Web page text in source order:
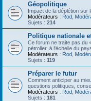
Géopolitique
Impact de la déplétion sur
Modérateurs : Rod
Sujets : 214
Politique nationale
Ce forum ne traite pas du
pétrolier, à l'échelle du
Modérateurs : Rod
Sujets : 119
Préparer le futur
Comment anticiper au
questions politiques,
Modérateurs : Rod
Sujets : 181